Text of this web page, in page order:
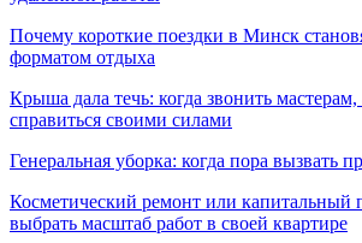
Почему короткие поездки в Минск
форматом отдыха
Крыша дала течь: когда звонить
справиться своими силами
Генеральная уборка: когда пора вызвать
Косметический ремонт или капитальный
выбрать масштаб работ в своей квартире